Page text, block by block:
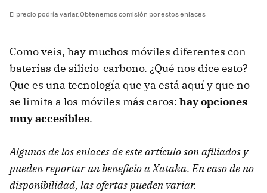
El precio podría variar. Obtenemos comisión por estos enlaces
Como veis, hay muchos móviles diferentes con
baterías de silicio-carbono. ¿Qué nos dice esto?
Que es una tecnología que ya está aquí y que no
se limita a los móviles más caros: hay opciones
muy accesibles.
Algunos de los enlaces de este artículo son afiliados y
pueden reportar un beneficio a Xataka. En caso de no
disponibilidad, las ofertas pueden variar.